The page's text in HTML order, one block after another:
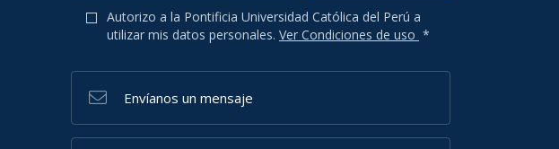
Autorizo a la Pontificia Universidad Católica del Perú a
utilizar mis datos personales.Ver Condiciones de uso *
Envíanos un mensaje